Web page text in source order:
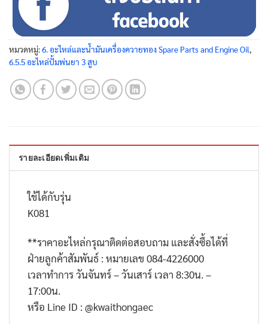
หมวดหมู่:6. อะไหล่และน้ำมันเครื่องควายทอง Spare Parts and Engine Oil,
6.5.5 อะไหล่ปั้มพ่นยา 3 สูบ
รายละเอียดเพิ่มเติม
ใช้ได้กับรุ่น
K081
**ราคาอะไหล่กรุณาติดต่อสอบถาม และสั่งซื้อได้ที่
ฝ่ายลูกค้าสัมพันธ์ : หมายเลข 084-4226000
เวลาทำการ วันจันทร์ – วันเสาร์ เวลา 8:30น. –
17:00น.
หรือ Line ID : @kwaithongaec